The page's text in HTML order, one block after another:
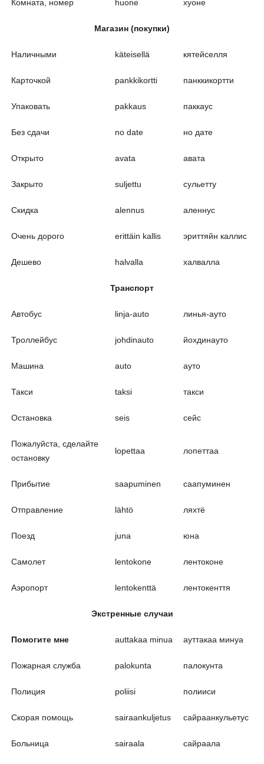
Комната, номер huone хуоне
Магазин (покупки)
Наличными käteisellä кятейселля
Карточкой pankkikortti панккикортти
Упаковать pakkaus паккаус
Без сдачи no date но дате
Открыто avata авата
Закрыто suljettu сульетту
Скидка alennus аленнус
Очень дорого erittäin kallis эриттяйн каллис
Дешево halvalla халвалла
Транспорт
Автобус linja-auto линья-ауто
Троллейбус johdinauto йохдинауто
Машина auto ауто
Такси taksi такси
Остановка seis сейс
Пожалуйста, сделайте
остановку
lopettaa лопеттаа
Прибытие saapuminen саапуминен
Отправление lähtö ляхтё
Поезд juna юна
Самолет lentokone лентоконе
Аэропорт lentokenttä лентокенття
Экстренные случаи
Помогите мне auttakaa minua ауттакаа минуа
Пожарная служба palokunta палокунта
Полиция poliisi полииси
Скорая помощь sairaankuljetus сайраанкульетус
Больница sairaala сайраала